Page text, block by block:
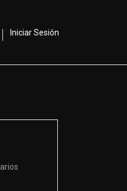
Iniciar Sesión